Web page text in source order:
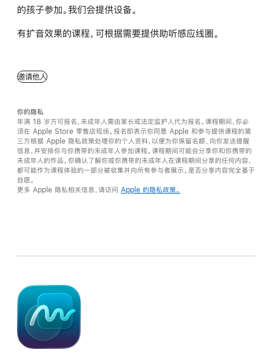
的孩子参加。我们会提供设备。
有扩音效果的课程，可根据需要提供助听感应线圈。
邀请他人
你的隐私
年满 18 岁方可报名，未成年人需由家长或法定监护人代为报名。课程期间，你必
须在 Apple Store 零售店现场。报名即表示你同意 Apple 和参与提供课程的第
三方根据 Apple 隐私政策处理你的个人资料，以便为你保留名额、向你发送提醒
信息，并安排你与你携带的未成年人参加课程。课程期间可能会分享你和你携带的
未成年人的作品。你确认了解你或你携带的未成年人在课程期间分享的任何内容，
都可能作为课程体验的一部分被收集并向所有参与者展示。是否分享内容完全基于
自愿。
更多 Apple 隐私相关信息，请访问 Apple 的隐私政策。